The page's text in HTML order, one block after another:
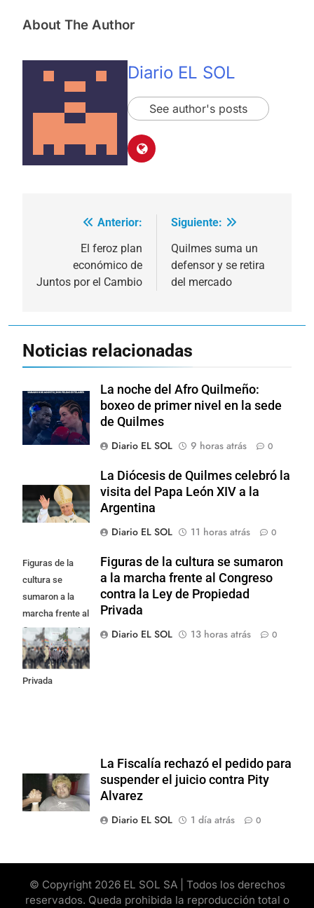
About The Author
Diario EL SOL
See author's posts
Navegación
entradas
Anterior:
El feroz plan
económico de
Juntos por el Cambio
Siguiente:
Quilmes suma un
defensor y se retira
del mercado
Noticias relacionadas
La noche del Afro Quilmeño:
boxeo de primer nivel en la sede
de Quilmes
Diario EL SOL
9 horas atrás 0
La Diócesis de Quilmes celebró la
visita del Papa León XIV a la
Argentina
Diario EL SOL
11 horas atrás 0
Figuras de la
cultura se
sumaron a la
marcha frente al
Congreso contra
la Ley de
Propiedad
Privada
Figuras de la cultura se sumaron
a la marcha frente al Congreso
contra la Ley de Propiedad
Privada
Diario EL SOL
13 horas atrás 0
La Fiscalía rechazó el pedido para
suspender el juicio contra Pity
Alvarez
Diario EL SOL
1 día atrás 0
© Copyright 2026 EL SOL SA | Todos los derechos
reservados. Queda prohibida la reproducción total o